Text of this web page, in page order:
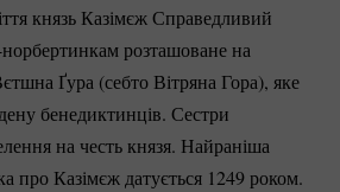
князь Казімєж Справедливий
розташоване на
Ґура (себто Вітряна Гора), яке
бенедиктинців. Сестри
на честь князя. Найраніша
про Казімєж датується 1249 роком.